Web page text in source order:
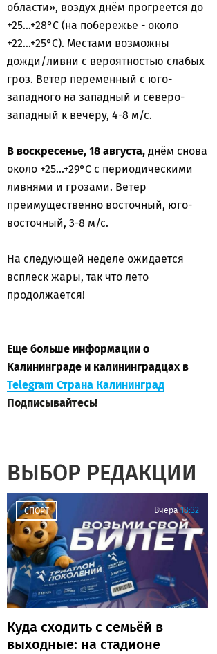
области», воздух днём прогреется до
+25...+28°С (на побережье - около
+22...+25°С). Местами возможны
дожди/ливни с вероятностью слабых
гроз. Ветер переменный с юго-
западного на западный и северо-
западный к вечеру, 4-8 м/с.
В воскресенье, 18 августа, днём снова
около +25...+29°С с периодическими
ливнями и грозами. Ветер
преимущественно восточный, юго-
восточный, 3-8 м/с.
На следующей неделе ожидается
всплеск жары, так что лето
продолжается!
Еще больше информации о
Калининграде и калининградцах в
Telegram Страна Калининград
Подписывайтесь!
ВЫБОР РЕДАКЦИИ
СПОРТ Вчера 18:32
Куда сходить с семьёй в
выходные: на стадионе